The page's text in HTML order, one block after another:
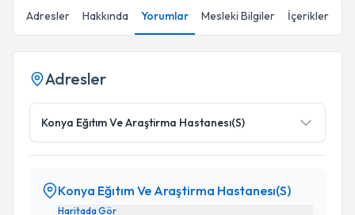
Adresler Hakkında Yorumlar Mesleki Bilgiler İçerikler
Adresler
Konya Eğıtım Ve Araştirma Hastanesı(S)
Konya Eğıtım Ve Araştirma Hastanesı(S)
Haritada Gör